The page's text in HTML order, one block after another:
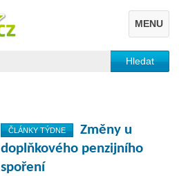
MENU
ČLÁNKY TÝDNE
Změny u
doplňkového penzijního
spoření